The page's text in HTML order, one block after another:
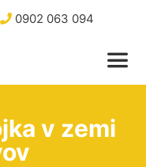
0902 063 094
v zemi